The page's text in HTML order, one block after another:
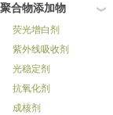
聚合物添加物
荧光增白剂
紫外线吸收剂
光稳定剂
抗氧化剂
成核剂